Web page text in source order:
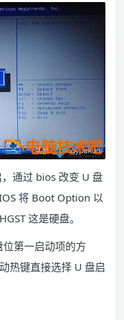
通过 bios 改变 U 盘
将 Boot Option 以
这是硬盘。
第一启动项的方
热键直接选择 U 盘启